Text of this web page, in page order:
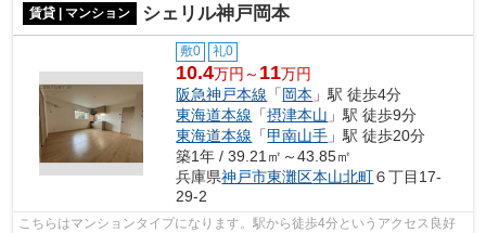
賃貸 | マンション シェリル神戸岡本
敷0 礼0
10.4万円～ 11万円
阪急神戸本線 「岡本 」駅 徒歩4分
東海道本線 「摂津本山 」駅 徒歩9分
東海道本線 「甲南山手 」駅 徒歩20分
築1年 / 39.21㎡～43.85㎡
兵庫県神戸市東灘区本山北町６丁目17-
29-2
こちらはマンションタイプになります。駅から徒歩4分というアクセス良好